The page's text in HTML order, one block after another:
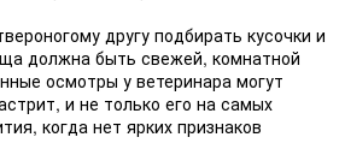
другу подбирать кусочки и
должна быть свежей, комнатной
осмотры у ветеринара могут
и не только его на самых
когда нет ярких признаков